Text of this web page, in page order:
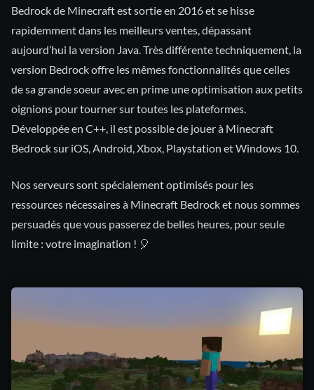
Bedrock de Minecraft est sortie en 2016 et se hisse
rapidemment dans les meilleurs ventes, dépassant
aujourd’hui la version Java. Très différente techniquement, la
version Bedrock offre les mêmes fonctionnalités que celles
de sa grande soeur avec en prime une optimisation aux petits
oignions pour tourner sur toutes les plateformes.
Développée en C++, il est possible de jouer à Minecraft
Bedrock sur iOS, Android, Xbox, Playstation et Windows 10.
Nos serveurs sont spécialement optimisés pour les
ressources nécessaires à Minecraft Bedrock et nous sommes
persuadés que vous passerez de belles heures, pour seule
limite : votre imagination ! 🎈